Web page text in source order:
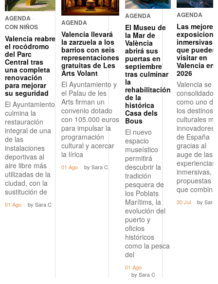
AGENDA ·
CON NIÑOS
Valencia reabre
el rocódromo
del Parc
Central tras
una completa
renovación
para mejorar
su seguridad
El Ayuntamiento
culmina la
restauración
integral de una
de las
instalaciones
deportivas al
aire libre más
utilizadas de la
ciudad, con la
sustitución de
01 Ago by Sara C
AGENDA
Valencia llevará
la zarzuela a los
barrios con seis
representaciones
gratuitas de Les
Arts Volant
El Ayuntamiento y
el Palau de les
Arts firman un
convenio dotado
con 105.000 euros
para impulsar la
programación
cultural y acercar
la lírica
01 Ago by Sara C
AGENDA
El Museu de
la Mar de
València
abrirá sus
puertas en
septiembre
tras culminar
la
rehabilitación
de la
histórica
Casa dels
Bous
El nuevo
espacio
museístico
permitirá
descubrir la
tradición
pesquera de
los Poblats
Marítims, la
evolución del
puerto y
oficios
históricos
como la pesca
del
01 Ago
by Sara C
AGENDA
Las mejores
inmersivas
que puedes
visitar en
Valencia en
2026
Valencia se
consolidado
como uno de
los destinos
culturales
innovadores
de España
gracias al
auge de las
experiencias
inmersivas,
propuestas
que
30 Jul by Sara